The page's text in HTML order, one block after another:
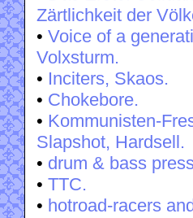
Zärtlichkeit der
• Voice of a
Volxsturm.
• Inciters, Skaos.
• Chokebore.
• Kommunisten-
Slapshot, Hardsell.
• drum & bass
• TTC.
• hotroad-racers